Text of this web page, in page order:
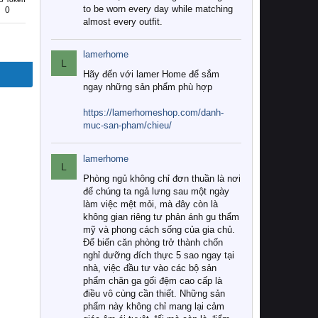
0
to be worn every day while matching
almost every outfit.
L
lamerhome
Hãy đến với lamer Home để sắm
ngay những sản phẩm phù hợp
https://lamerhomeshop.com/danh-
muc-san-pham/chieu/
L
lamerhome
Phòng ngủ không chỉ đơn thuần là nơi
để chúng ta ngả lưng sau một ngày
làm việc mệt mỏi, mà đây còn là
không gian riêng tư phản ánh gu thẩm
mỹ và phong cách sống của gia chủ.
Để biến căn phòng trở thành chốn
nghỉ dưỡng đích thực 5 sao ngay tại
nhà, việc đầu tư vào các bộ sản
phẩm chăn ga gối đệm cao cấp là
điều vô cùng cần thiết. Những sản
phẩm này không chỉ mang lại cảm